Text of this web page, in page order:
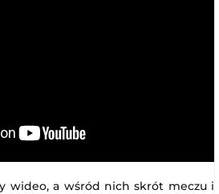
wideo, a wśród nich skrót meczu i